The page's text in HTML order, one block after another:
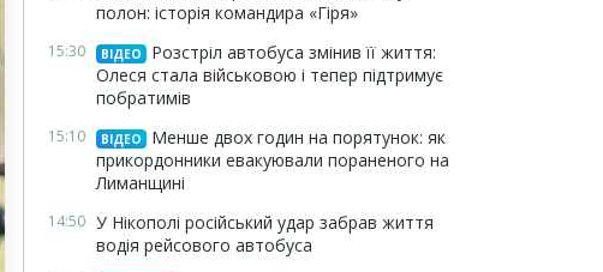
полон: історія командира «Гіря»
15:30 ВІДЕО
Розстріл автобуса змінив її життя:
Олеся стала військовою і тепер підтримує
побратимів
15:10 ВІДЕО
Менше двох годин на порятунок: як
прикордонники евакуювали пораненого на
Лиманщині
14:50 У Нікополі російський удар забрав життя
водія рейсового автобуса